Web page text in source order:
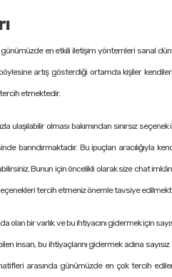
en etkili iletişim yöntemleri sanal
artış gösterdiği ortamda kişiler
tercih etmektedir.
ulaşılabilir olması bakımından sınırsız
barındırmaktadır. Bu ipuçları aracılığıyla
Bunun için öncelikli olarak size chat
tercih etmeniz önemle tavsiye
olan bir varlık ve bu ihtiyacını gidermek için
insan, bu ihtiyaçlarını gidermek adına
arasında günümüzde en çok tercih